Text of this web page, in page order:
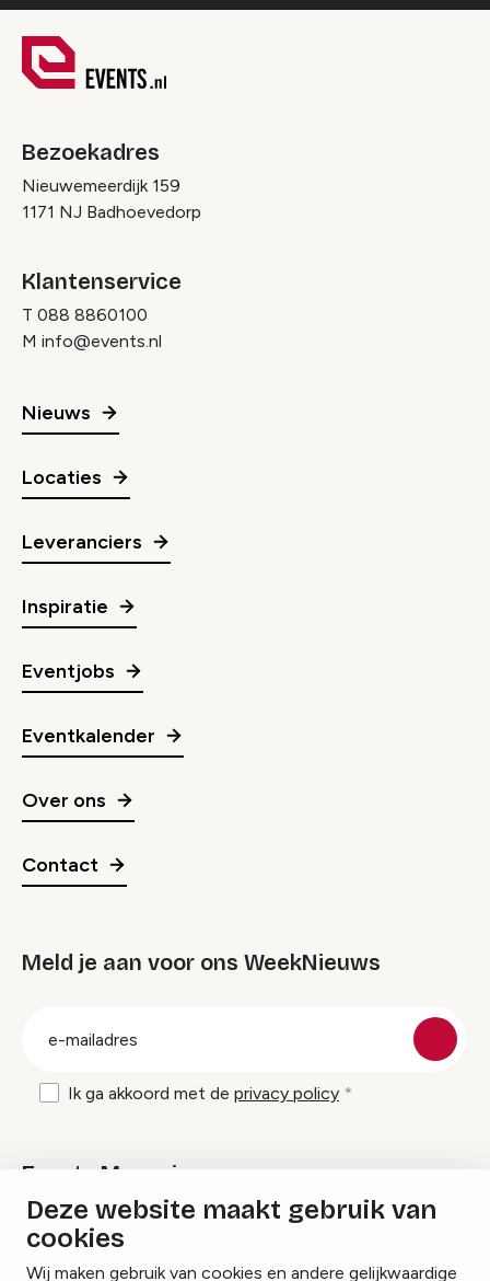
Deze website maakt gebruik van
cookies
Wij maken gebruik van cookies en andere gelijkwaardige
Bezoekadres
Nieuwemeerdijk 159
1171 NJ Badhoevedorp
Klantenservice
T 088 8860100
M info@events.nl
Nieuws
Locaties
Leveranciers
Inspiratie
Eventjobs
Eventkalender
Over ons
Contact
Meld je aan voor ons WeekNieuws
Ik ga akkoord met de privacy policy
Events Magazine
Ik ontvang graag Events Magazine